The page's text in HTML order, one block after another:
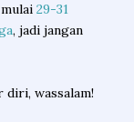
29-31
, jadi jangan
wassalam!